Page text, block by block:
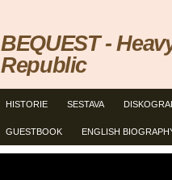
HISTORIE SESTAVA
GUESTBOOK ENGLISH
BEQUEST -
Republic